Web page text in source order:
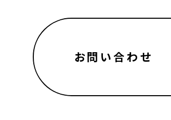
お問い合わせ